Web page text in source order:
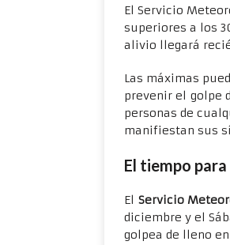
El Servicio
superiores a los
alivio llegará
Las máximas
prevenir el golpe
personas de
manifiestan sus
El tiempo
El Servicio
diciembre y el
golpea de lleno